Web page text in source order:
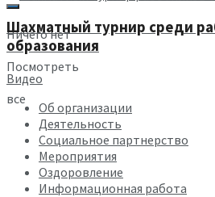
Ничего нет
Посмотреть
все
Шахматный турнир среди
образования
Видео
Об организации
Деятельность
Социальное партнерство
Мероприятия
Оздоровление
Информационная работа